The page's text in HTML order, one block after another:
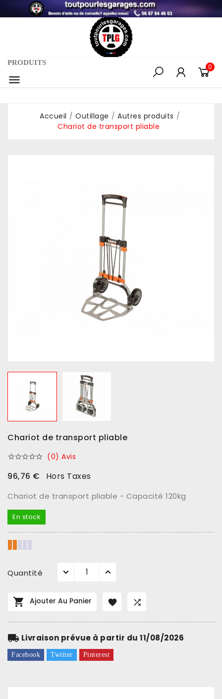
PRODUITS

0
Accueil Outillage
Autres produits
Chariot de transport pliable
Chariot de transport pliable
 (0) Avis
96,76 € Hors Taxes
Chariot de transport pliable - Capacité 120kg
En stock
Quantité
 Ajouter Au Panier  
local_shipping Livraison prévue à partir du 11/08/2026
Facebook Twitter Pinterest